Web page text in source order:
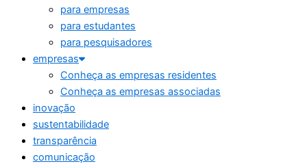
para empresas
para estudantes
para pesquisadores
empresas
Conheça as empresas residentes
Conheça as empresas associadas
inovação
sustentabilidade
transparência
comunicação